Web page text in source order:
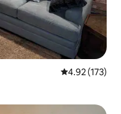
คะแนนเฉลี่ย
4.92 (173)